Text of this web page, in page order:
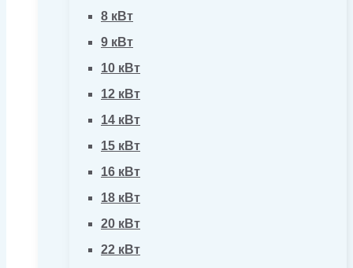
8 кВт
9 кВт
10 кВт
12 кВт
14 кВт
15 кВт
16 кВт
18 кВт
20 кВт
22 кВт